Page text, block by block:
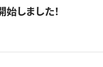
しました！